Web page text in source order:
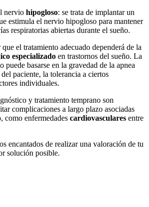
nervio hipogloso: se trata de implantar un
estimula el nervio hipogloso para mantener
respiratorias abiertas durante el sueño.
el tratamiento adecuado dependerá de la
especializado en trastornos del sueño. La
puede basarse en la gravedad de la apnea
paciente, la tolerancia a ciertos
individuales.
y tratamiento temprano son
complicaciones a largo plazo asociadas
como enfermedades cardiovasculares entre
encantados de realizar una valoración de tu
solución posible.